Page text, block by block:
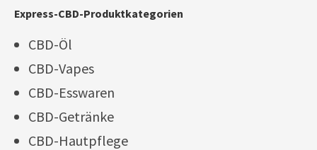
Express-CBD-Produktkategorien
CBD-Öl
CBD-Vapes
CBD-Esswaren
CBD-Getränke
CBD-Hautpflege